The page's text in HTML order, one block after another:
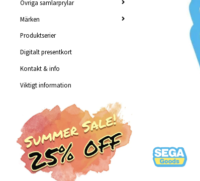
Övriga samlarprylar
Märken
Produktserier
Digitalt presentkort
Kontakt & info
Viktigt information